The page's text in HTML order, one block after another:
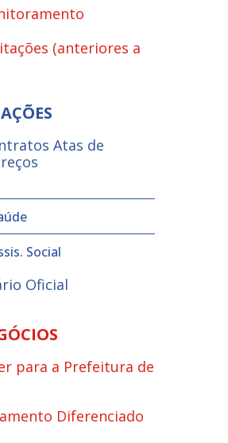
(anteriores a
Atas de
Social
Oficial
para a Prefeitura de
Diferenciado